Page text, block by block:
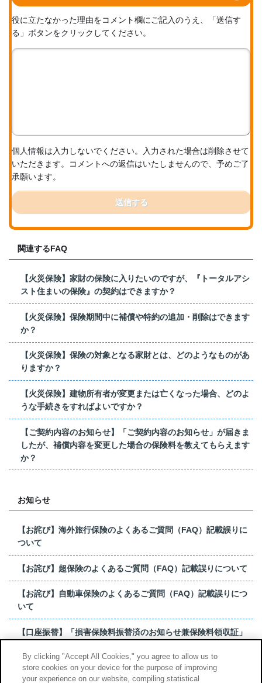
役に立たなかった理由をコメント欄にご記入のうえ、「送信す
る」ボタンをクリックしてください。
個人情報は入力しないでください。入力された場合は削除させて
いただきます。コメントへの返信はいたしませんので、予めご了
承願います。
送信する
関連するFAQ
【火災保険】家財の保険に入りたいのですが、『トータルアシ
スト住まいの保険』の契約はできますか？
【火災保険】保険期間中に補償や特約の追加・削除はできます
か？
【火災保険】保険の対象となる家財とは、どのようなものがあ
りますか？
【火災保険】建物所有者が変更または亡くなった場合、どのよ
うな手続きをすればよいですか？
【ご契約内容のお知らせ】「ご契約内容のお知らせ」が届きま
したが、補償内容を変更した場合の保険料を教えてもらえます
か？
お知らせ
【お詫び】海外旅行保険のよくあるご質問（FAQ）記載誤りに
ついて
【お詫び】超保険のよくあるご質問（FAQ）記載誤りについて
【お詫び】自動車保険のよくあるご質問（FAQ）記載誤りにつ
いて
【口座振替】「損害保険料振替済のお知らせ兼保険料領収証」
【お詫び】超保険のよくあるご質問（FAQ）記載誤りについて
By clicking "Accept All Cookies," you agree to allow us to
store cookies on your device for the purpose of improving
your experience on our website, compiling statistical